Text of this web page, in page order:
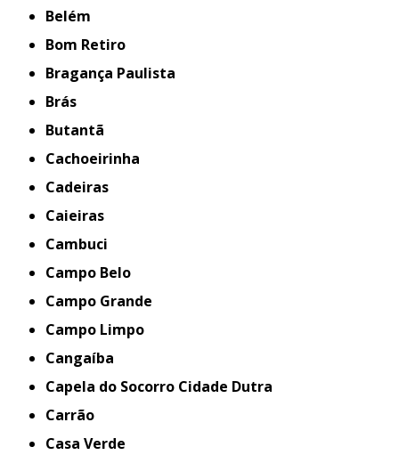
Belém
Bom Retiro
Bragança Paulista
Brás
Butantã
Cachoeirinha
Cadeiras
Caieiras
Cambuci
Campo Belo
Campo Grande
Campo Limpo
Cangaíba
Capela do Socorro Cidade Dutra
Carrão
Casa Verde